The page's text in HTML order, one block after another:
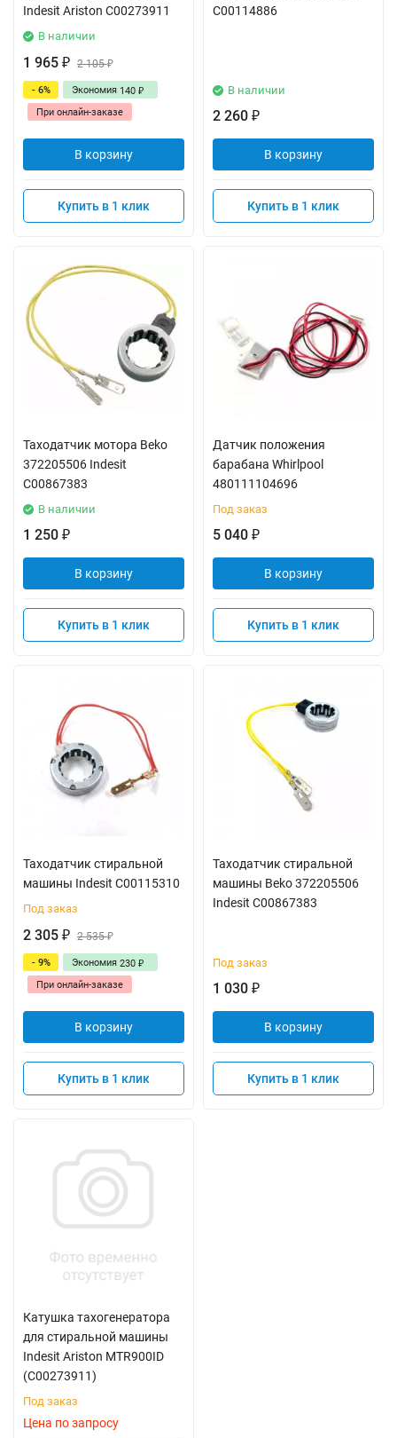
Indesit Ariston C00273911
В наличии
1 965 ₽ 2 105₽
- 6% Экономия 140 ₽
При онлайн-заказе
В корзину
Купить в 1 клик
C00114886
В наличии
2 260 ₽
В корзину
Купить в 1 клик
Таходатчик мотора Beko
372205506 Indesit
C00867383
В наличии
1 250 ₽
В корзину
Купить в 1 клик
Датчик положения
барабана Whirlpool
480111104696
Под заказ
5 040 ₽
В корзину
Купить в 1 клик
Таходатчик стиральной
машины Indesit C00115310
Под заказ
2 305 ₽ 2 535₽
- 9% Экономия 230 ₽
При онлайн-заказе
В корзину
Купить в 1 клик
Таходатчик стиральной
машины Beko 372205506
Indesit C00867383
Под заказ
1 030 ₽
В корзину
Купить в 1 клик
Катушка тахогенератора
для стиральной машины
Indesit Ariston MTR900ID
(C00273911)
Под заказ
Цена по запросу